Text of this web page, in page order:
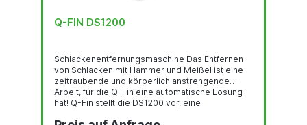
Q-FIN DS1200
Schlackenentfernungsmaschine Das Entfernen
von Schlacken mit Hammer und Meißel ist eine
zeitraubende und körperlich anstrengende
Arbeit, für die Q-Fin eine automatische Lösung
hat! Q-Fin stellt die DS1200 vor, eine